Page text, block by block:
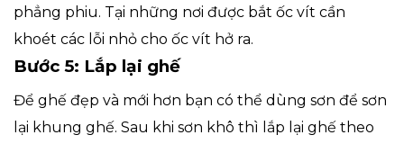
phẳng phiu. Tại những nơi được bắt ốc vít cần
khoét các lỗi nhỏ cho ốc vít hở ra.
Bước 5: Lắp lại ghế
Để ghế đẹp và mới hơn bạn có thể dùng sơn để sơn
lại khung ghế. Sau khi sơn khô thì lắp lại ghế theo